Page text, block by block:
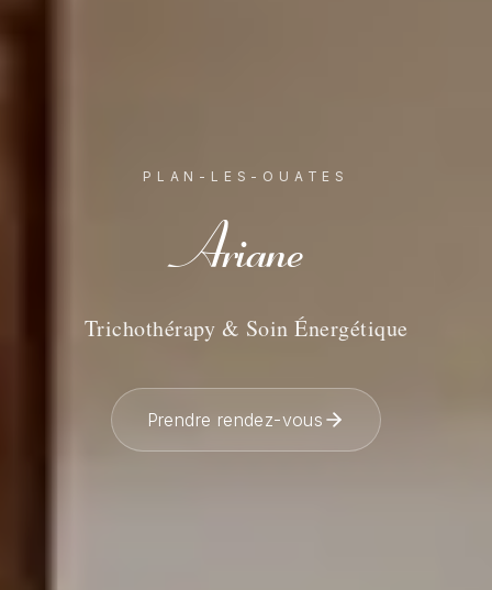
PLAN-LES-OUATES
Ariane
Trichothérapy & Soin Énergétique
Prendre rendez-vous